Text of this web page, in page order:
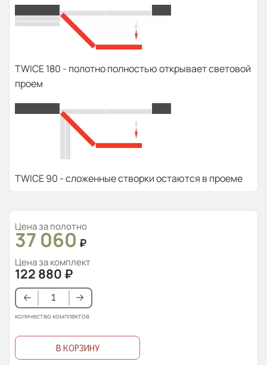
TWICE 180 - полотно полностью открывает световой
проем
TWICE 90 - сложенные створки остаются в проеме
Цена за полотно
37 060 ₽
Цена за комплект
122 880 ₽
количество комплектов
В КОРЗИНУ